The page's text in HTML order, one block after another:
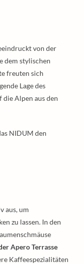
von der
dem stylischen
freuten sich
Lage des
Alpen aus den
NIDUM den
aus, um
zu lassen. In den
Apero Terrasse
Kaffeespezialitäten